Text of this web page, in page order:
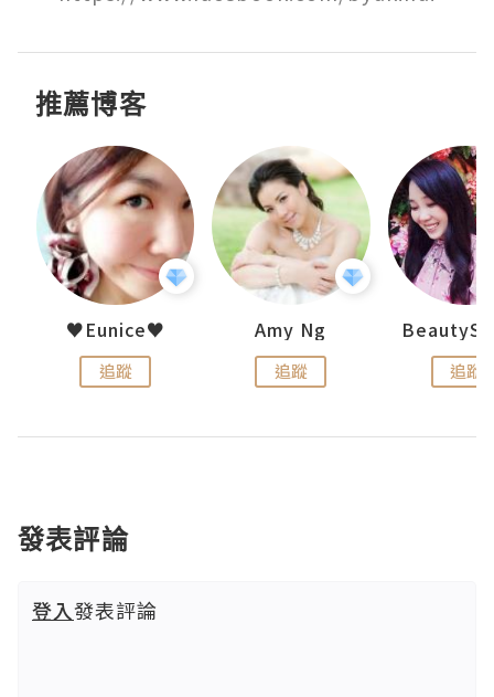
推薦博客
♥Eunice♥
追蹤
Amy Ng
追蹤 追蹤
發表評論
登入發表評論